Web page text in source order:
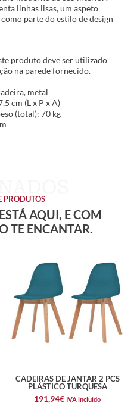
linhas lisas, um aspeto
parte do estilo de design
produto deve ser utilizado
na parede fornecido.
metal
cm (L x P x A)
(total): 70 kg
PRODUTOS
AQUI, E COM
TE ENCANTAR.
CADEIRAS DE JANTAR 2 PCS
PLÁSTICO TURQUESA
191,94€ IVA incluido